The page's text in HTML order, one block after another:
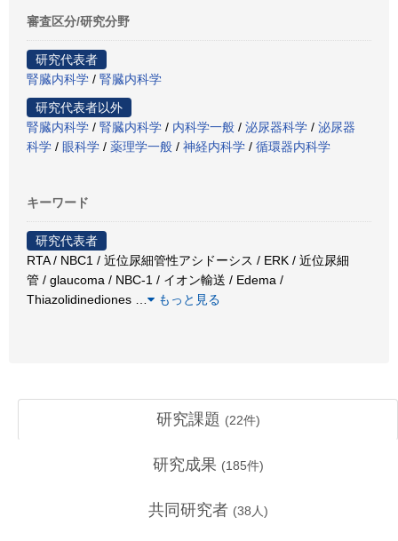
審査区分/研究分野
研究代表者
腎臓内科学 / 腎臓内科学
研究代表者以外
腎臓内科学 / 腎臓内科学 / 内科学一般 / 泌尿器科学 / 泌尿器
科学 / 眼科学 / 薬理学一般 / 神経内科学 / 循環器内科学
キーワード
研究代表者
RTA / NBC1 / 近位尿細管性アシドーシス / ERK / 近位尿細
管 / glaucoma / NBC-1 / イオン輸送 / Edema /
Thiazolidinediones
もっと見る
研究課題 (22件)
研究成果 (185件)
共同研究者 (38 人)